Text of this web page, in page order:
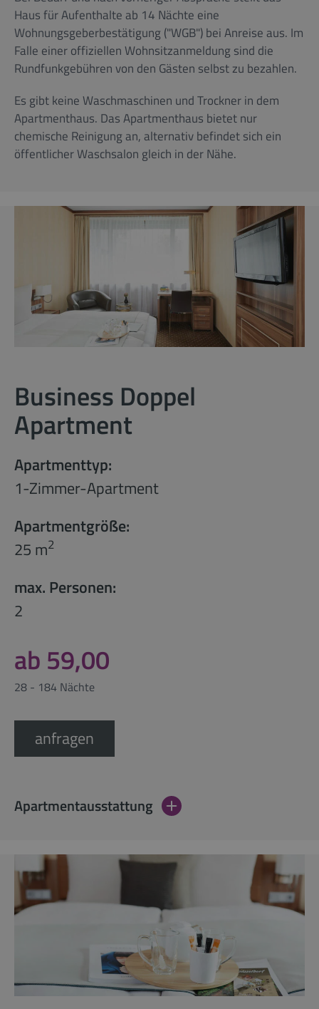
Haus für Aufenthalte ab 14 Nächte eine
Wohnungsgeberbestätigung ("WGB") bei Anreise aus. Im
Falle einer offiziellen Wohnsitzanmeldung sind die
Rundfunkgebühren von den Gästen selbst zu bezahlen.
Es gibt keine Waschmaschinen und Trockner in dem
Apartmenthaus. Das Apartmenthaus bietet nur
chemische Reinigung an, alternativ befindet sich ein
öffentlicher Waschsalon gleich in der Nähe.
Business Doppel
Apartment
Apartmenttyp:
1-Zimmer-Apartment
Apartmentgröße:
25 m2
max. Personen:
2
ab 59,00
28 - 184 Nächte
anfragen
Apartmentausstattung